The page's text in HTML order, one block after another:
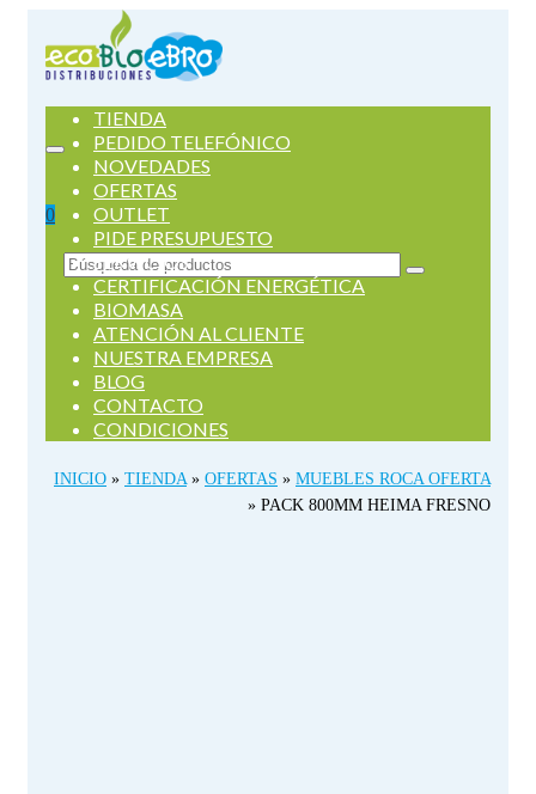
0
Buscar
por:
TIENDA
PEDIDO TELEFÓNICO
NOVEDADES
OFERTAS
OUTLET
PIDE PRESUPUESTO
SERVICIOS
CERTIFICACIÓN ENERGÉTICA
BIOMASA
ATENCIÓN AL CLIENTE
NUESTRA EMPRESA
BLOG
CONTACTO
CONDICIONES
INICIO » TIENDA » OFERTAS » MUEBLES ROCA OFERTA
» PACK 800MM HEIMA FRESNO